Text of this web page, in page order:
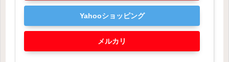
Yahooショッピング
メルカリ